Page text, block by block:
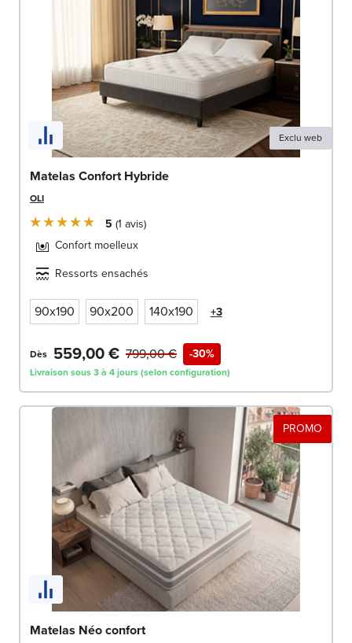
Exclu web
Matelas Confort Hybride
OLI
5 1 avis
Confort moelleux
Ressorts ensachés
90x190 90x200 140x190 +3
Dès 559,00 € -30%
799,00 €
Livraison sous 3 à 4 jours (selon configuration)
PROMO
Matelas Néo confort